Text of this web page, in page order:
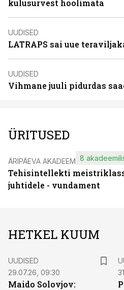
kulusurvest hoolimata
UUDISED
LATRAPS sai uue
UUDISED
Vihmane juuli pidurdas
ÜRITUSED
ÄRIPÄEVA AKADEEMIA
Tehisintellekti
juhtidele - vundament
8
HETKEL KUUM
UUDISED
29.07.26, 09:30
Maido Solovjov: